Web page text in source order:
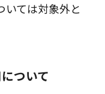
いては対象外と
ついて